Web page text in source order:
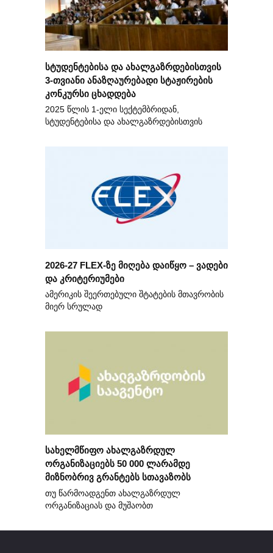
სტუდენტებისა და ახალგაზრდებისთვის
3-თვიანი ანაზღაურებადი სტაჟირების
კონკურსი ცხადდება
2025 წლის 1-ელი სექტემბრიდან,
სტუდენტებისა და ახალგაზრდებისთვის
2026-27 FLEX-ზე მიღება დაიწყო – ვადები
და კრიტერიუმები
ამერიკის შეერთებული შტატების მთავრობის
მიერ სრულად
სახელმწიფო ახალგაზრდულ
ორგანიზაციებს 50 000 ლარამდე
მიზნობრივ გრანტებს სთავაზობს
თუ წარმოადგენთ ახალგაზრდულ
ორგანიზაციას და მუშაობთ